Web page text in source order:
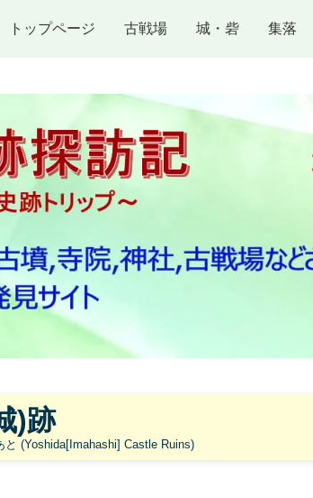
トップページ 古戦場 城・砦 集落
)跡
と (Yoshida[Imahashi] Castle Ruins)